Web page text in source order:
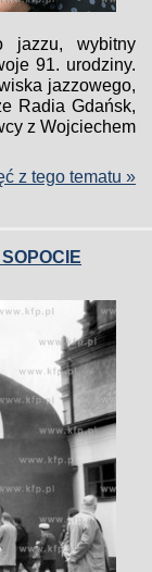
jazzu, wybitny
91. urodziny.
jazzowego,
Radia Gdańsk,
z Wojciechem
z tego tematu »